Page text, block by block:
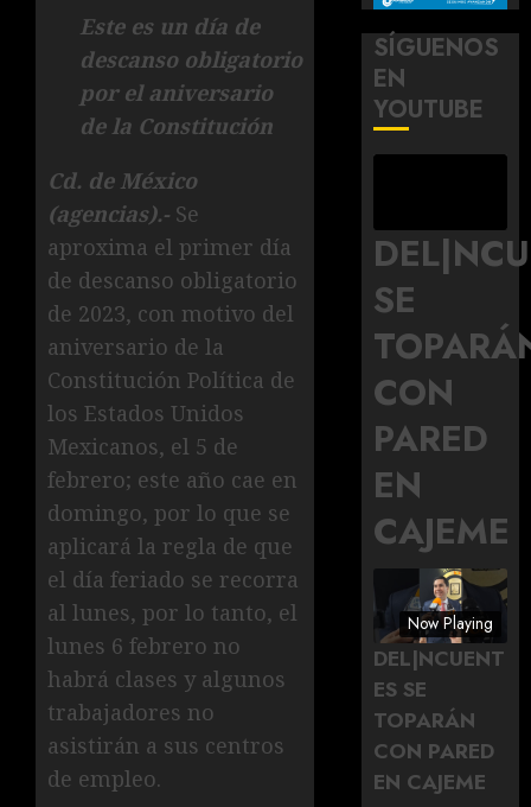
Este es un día de
descanso obligatorio
por el aniversario
de la Constitución
Cd. de México
(agencias).- Se
aproxima el primer día
de descanso obligatorio
de 2023, con motivo del
aniversario de la
Constitución Política de
los Estados Unidos
Mexicanos, el 5 de
febrero; este año cae en
domingo, por lo que se
aplicará la regla de que
el día feriado se recorra
al lunes, por lo tanto, el
lunes 6 febrero no
habrá clases y algunos
trabajadores no
asistirán a sus centros
de empleo.
SÍGUENOS
EN
YOUTUBE
SE
CON
PARED
EN
CAJEME
Now Playing
DEL|NCUENT
ES SE
TOPARÁN
CON PARED
EN CAJEME